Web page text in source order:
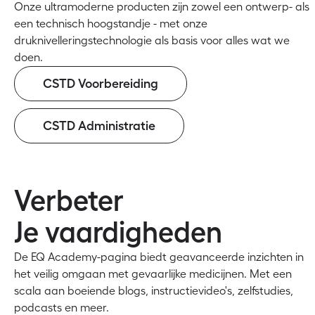
Onze ultramoderne producten zijn zowel een ontwerp- als
een technisch hoogstandje - met onze
druknivelleringstechnologie als basis voor alles wat we
doen.
CSTD Voorbereiding
CSTD Administratie
Verbeter
Je vaardigheden
De EQ Academy-pagina biedt geavanceerde inzichten in
het veilig omgaan met gevaarlijke medicijnen. Met een
scala aan boeiende blogs, instructievideo's, zelfstudies,
podcasts en meer.